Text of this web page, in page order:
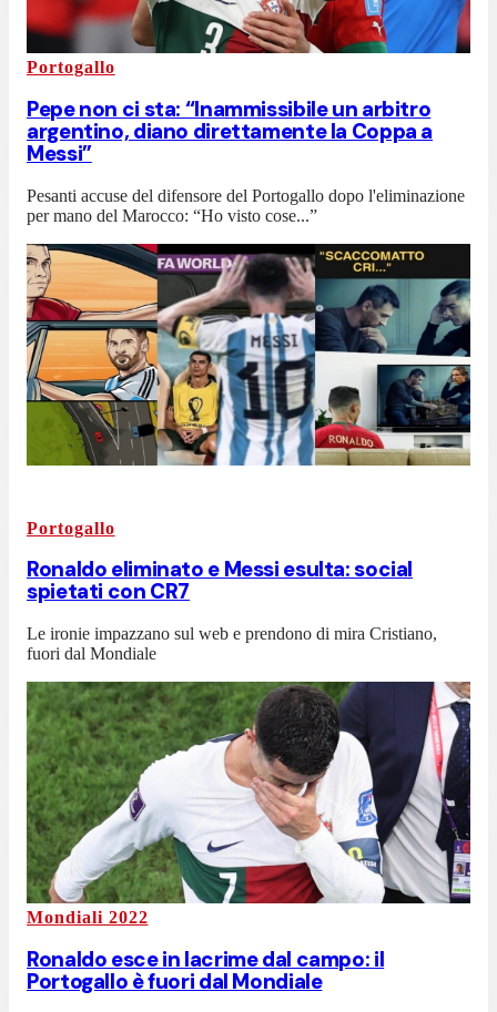
Portogallo
Pepe non ci sta: “Inammissibile un arbitro
argentino, diano direttamente la Coppa a
Messi”
Pesanti accuse del difensore del Portogallo dopo l'eliminazione
per mano del Marocco: “Ho visto cose...”
Portogallo
Ronaldo eliminato e Messi esulta: social
spietati con CR7
Le ironie impazzano sul web e prendono di mira Cristiano,
fuori dal Mondiale
Mondiali 2022
Ronaldo esce in lacrime dal campo: il
Portogallo è fuori dal Mondiale